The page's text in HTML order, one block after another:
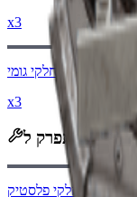
x3
חלקי גומי
x3
מתפרק ל
חלקי פלסטיק